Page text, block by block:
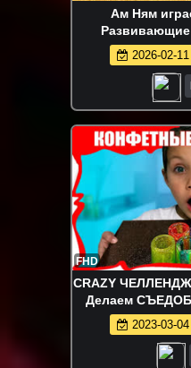
Ам Ням
Развивающие
2026-02-
FHD
CRAZY
Делаем
Конфет Edible
2023-03-